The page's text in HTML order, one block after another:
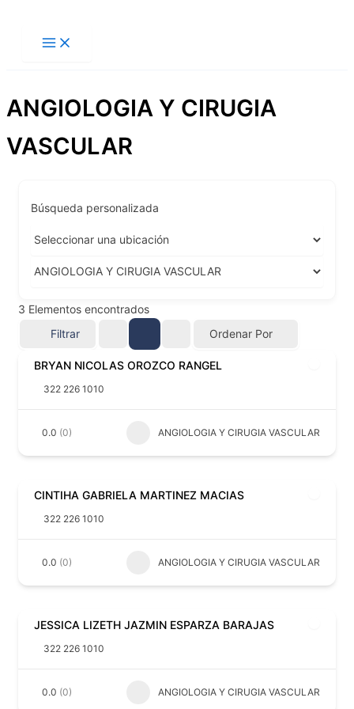
ANGIOLOGIA Y CIRUGIA
VASCULAR
Búsqueda personalizada
3 Elementos encontrados
Filtrar
Ordenar Por
BRYAN NICOLAS OROZCO RANGEL
322 226 1010
0.0 (0) ANGIOLOGIA Y CIRUGIA VASCULAR
CINTIHA GABRIELA MARTINEZ MACIAS
322 226 1010
0.0 (0) ANGIOLOGIA Y CIRUGIA VASCULAR
JESSICA LIZETH JAZMIN ESPARZA BARAJAS
322 226 1010
0.0 (0) ANGIOLOGIA Y CIRUGIA VASCULAR